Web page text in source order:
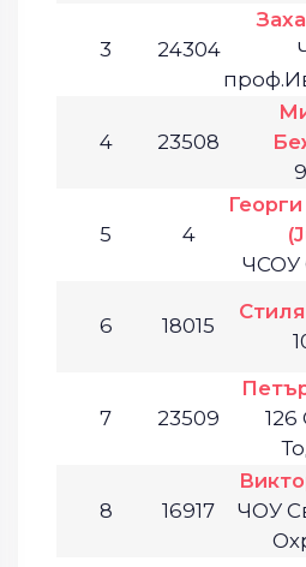
3 24304
4 23508
5 4
ЧСОУ
6 18015
7 23509
8 16917
ЧОУ